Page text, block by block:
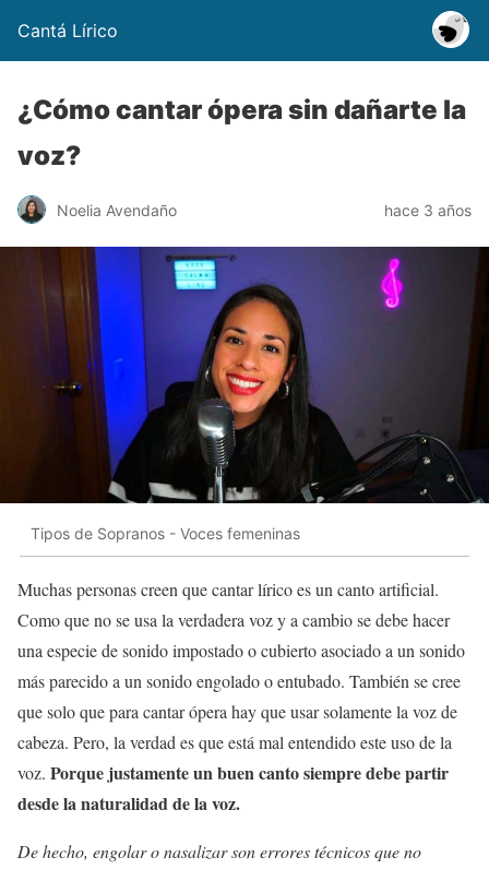
Cantá Lírico
¿Cómo cantar ópera sin dañarte la
voz?
Noelia Avendaño hace 3 años
Tipos de Sopranos - Voces femeninas
Muchas personas creen que cantar lírico es un canto artificial.
Como que no se usa la verdadera voz y a cambio se debe hacer
una especie de sonido impostado o cubierto asociado a un sonido
más parecido a un sonido engolado o entubado. También se cree
que solo que para cantar ópera hay que usar solamente la voz de
cabeza. Pero, la verdad es que está mal entendido este uso de la
voz. Porque justamente un buen canto siempre debe partir
desde la naturalidad de la voz.
De hecho, engolar o nasalizar son errores técnicos que no